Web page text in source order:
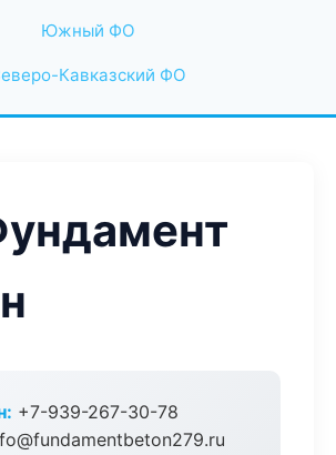
Южный ФО
Кавказский ФО
+7-939-267-30-78